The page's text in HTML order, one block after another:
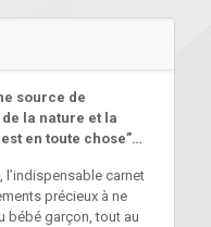
source de
la nature et la
en toute chose”…
l’indispensable carnet
précieux à ne
bébé garçon, tout au